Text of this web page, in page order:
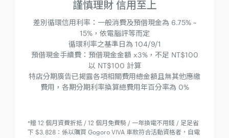
謹慎理財 信用至上
差別循環信用利率：一般消費及預借現金為 6.75% ~
15%，依電腦評等而定
循環利率之基準日為 104/9/1
預借現金手續費：預借現金金額 x3%，不足 NT$100
以 NT$100 計算
特店分期廣告已揭露各項相關費用總金額且無其他應繳
費用，各期分期利率換算總費用年百分率為 0%
*贈 12 個月資費折抵 / 12 個月免費騎 / 一年換電不用錢 / 足足省
下 $3,828：係以購買 Gogoro VIVA 車款符合活動資格者，自電